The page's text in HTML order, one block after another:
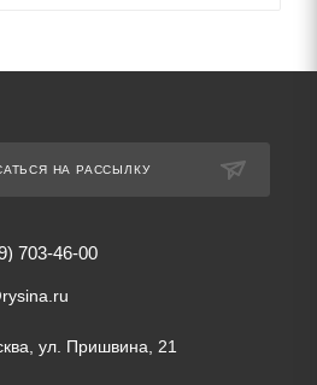
НА РАССЫЛКУ
703-46-00
ул. Пришвина, 21